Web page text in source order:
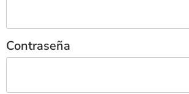
Contraseña